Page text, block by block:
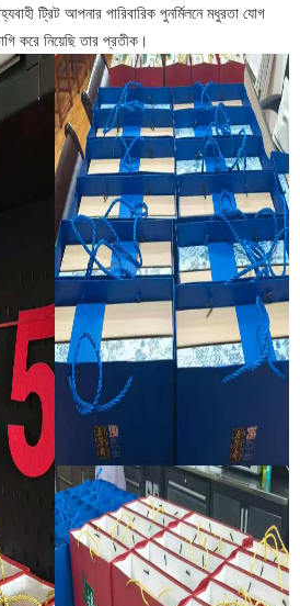
ট্রিট আপনার পারিবারিক পুনর্মিলনে মধুরতা যোগ
করে নিয়েছি তার প্রতীক।